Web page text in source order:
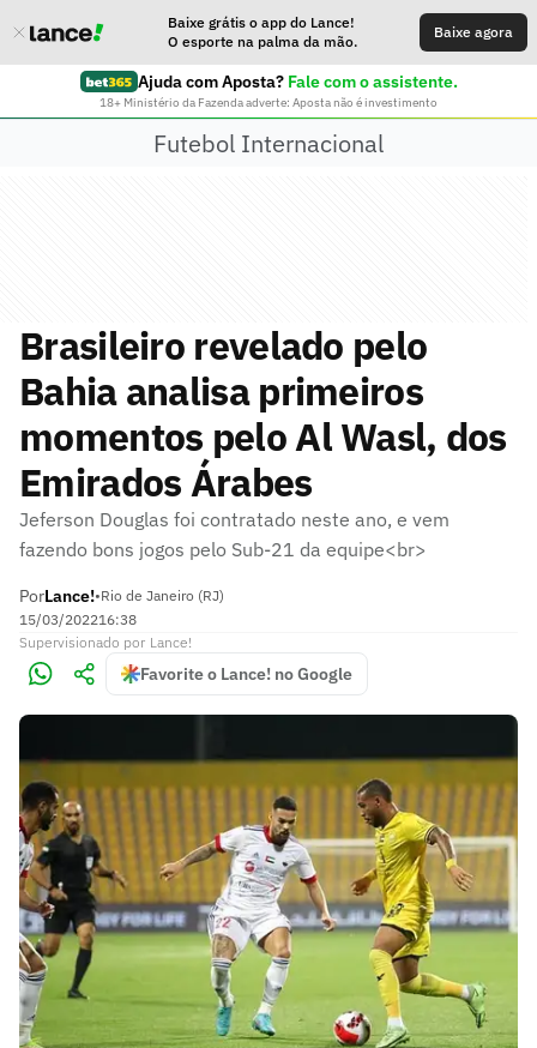
Baixe grátis o app do Lance!
O esporte na palma da mão.
Baixe agora
Ajuda com Aposta? Fale com o assistente.
18+ Ministério da Fazenda adverte: Aposta não é investimento
Futebol Internacional
Brasileiro revelado pelo
Bahia analisa primeiros
momentos pelo Al Wasl, dos
Emirados Árabes
Jeferson Douglas foi contratado neste ano, e vem
fazendo bons jogos pelo Sub-21 da equipe<br>
PorLance!•Rio de Janeiro (RJ)
15/03/202216:38
Supervisionado por Lance!
Favorite o Lance! no Google